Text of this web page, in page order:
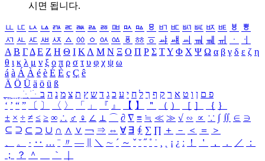
시면 됩니다.
ㅥ ㅦ ㅧ ㅨ ㅩ ㅪ ㅫ ㅬ ㅭ ㅮ ㅯ ㅰ ㅱ ㅲ ㅳ ㅴ ㅵ ㅶ ㅷ ㅸ
ㅹ
ㅺ ㅻ ㅼ ㅽ ㅾ ㅿ ㆀ ㆁ ㆂ ㆃ ㆄ ㆅ ㆆ ㆇ ㆈ ㆉ ㆊ ㆋ ㆌ ㆍ
ㆎ
Α Β ΓΔ Ε Ζ Η Θ Ι ΚΛ Μ Ν Ξ Ο Π Ρ Σ ΤΥ Φ Χ Ψ Ω α β γ δ ε ζ η
θ ι κ λ μ ν ξ ο π ρ σ τ υ φ χ ψ ω
á à Á À é è É È ç Ç ê
Ä Ö Ü ä ö ü ß
ִֶֹ ֻּ ׁׂ פ ם ן ו ט א ר ק ף ך ל ח י ע כ ג ד ש ץ ת צ מ נ ה ב
‘ ’ “ ” 〔 〕 〈 〉 「 」 『 』 【 】 ＂ （ ） ［ ］ ｛ ｝
± × ÷ ≠ ≤ ≥ ∞ ∴ ♂ ♀ ∠ ⊥ ⌒ ∂ ∇ ≡ ≒ ≪ ≫ √ ∽ ∝ ∵ ∫ ∬ ∈ ∋
⊆ ⊇ ⊂ ⊃ ∪ ∩ ∧ ∨ ￢ ⇒ ⇔ ∀ ∃ ∮ ∑ ∏ ＋ － ＜ ＝
＞
、
。 · ‥ … ¨ 〃 ― ＼ ∼ ´ ～ ˇ ˘ ˝ ˚ ˙ ¸ ¡ ¿ ː ！ ＇ ， ． ／
：
；
？ ＾ ｀